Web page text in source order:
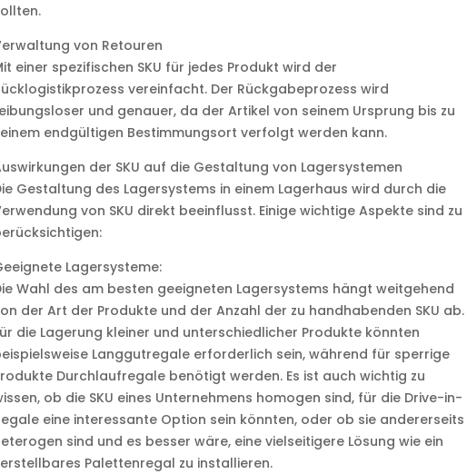
von Retouren
einer spezifischen SKU für jedes Produkt wird der
vereinfacht. Der Rückgabeprozess wird
und genauer, da der Artikel von seinem Ursprung bis zu
endgültigen Bestimmungsort verfolgt werden kann.
der SKU auf die Gestaltung von Lagersystemen
Gestaltung des Lagersystems in einem Lagerhaus wird durch die
von SKU direkt beeinflusst. Einige wichtige Aspekte sind zu
Lagersysteme:
Wahl des am besten geeigneten Lagersystems hängt weitgehend
der Art der Produkte und der Anzahl der zu handhabenden SKU ab.
die Lagerung kleiner und unterschiedlicher Produkte könnten
Langgutregale erforderlich sein, während für sperrige
Durchlaufregale benötigt werden. Es ist auch wichtig zu
ob die SKU eines Unternehmens homogen sind, für die Drive-in-
eine interessante Option sein könnten, oder ob sie andererseits
sind und es besser wäre, eine vielseitigere Lösung wie ein
Palettenregal zu installieren.